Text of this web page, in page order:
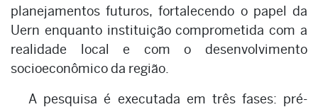
planejamentos futuros, fortalecendo o papel da
Uern enquanto instituição comprometida com a
realidade local e com o desenvolvimento
socioeconômico da região.
A pesquisa é executada em três fases: pré-